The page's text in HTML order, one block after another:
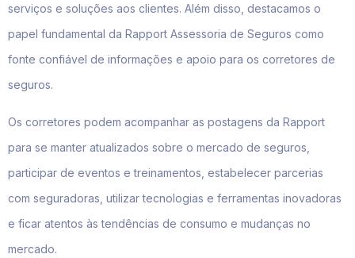
serviços e soluções aos clientes. Além disso, destacamos o
papel fundamental da Rapport Assessoria de Seguros como
fonte confiável de informações e apoio para os corretores de
seguros.
Os corretores podem acompanhar as postagens da Rapport
para se manter atualizados sobre o mercado de seguros,
participar de eventos e treinamentos, estabelecer parcerias
com seguradoras, utilizar tecnologias e ferramentas inovadoras
e ficar atentos às tendências de consumo e mudanças no
mercado.